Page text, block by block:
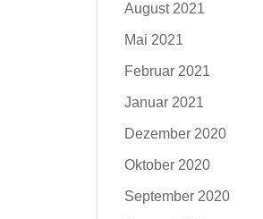
August 2021
Mai 2021
Februar 2021
Januar 2021
Dezember 2020
Oktober 2020
September 2020